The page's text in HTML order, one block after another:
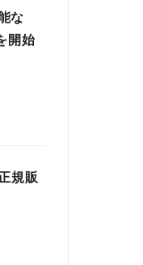
な
開始
規販